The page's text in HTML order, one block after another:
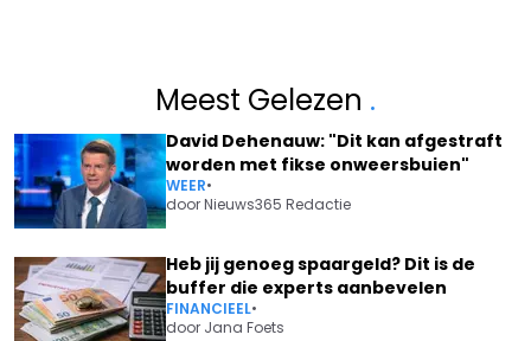
Meest Gelezen .
David Dehenauw: "Dit kan afgestraft
worden met fikse onweersbuien"
WEER•
doorNieuws365 Redactie
Heb jij genoeg spaargeld? Dit is de
buffer die experts aanbevelen
FINANCIEEL•
door Jana Foets